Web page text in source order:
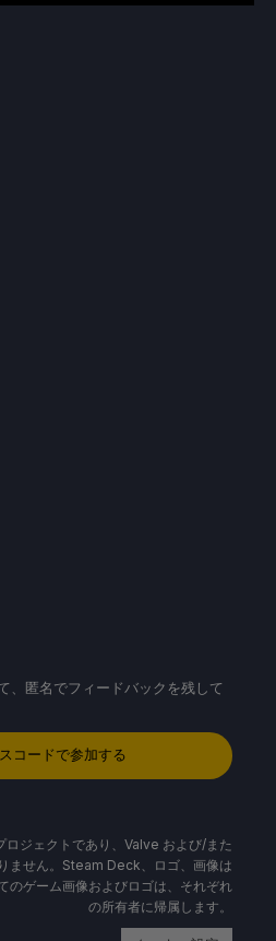
、匿名でフィードバックを残して
コードで参加する
ジェクトであり、Valve および/また
ません。Steam Deck、ロゴ、画像は
のゲーム画像およびロゴは、それぞれ
の所有者に帰属します。